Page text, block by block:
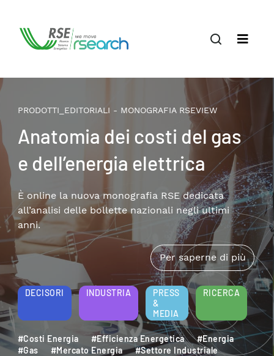
PRODOTTI_EDITORIALI - MONOGRAFIA RSEVIEW
Anatomia dei costi del gas
e dell’energia elettrica
È online la nuova monografia RSE dedicata
all’analisi delle bollette nazionali negli ultimi
anni.
Per saperne di più
DECISORI INDUSTRIA
PRESS
&
MEDIA
RICERCA
#Costi Energia #Efficienza Energetica
#Energia
#Gas
#Mercato Energia
#Settore Industriale